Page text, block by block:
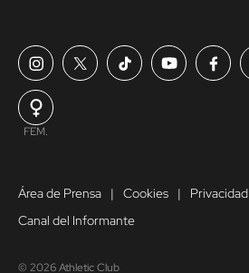
FEM.
Área de Prensa Cookies Privacidad
Canal del Informante
© 2026 Athletic Club